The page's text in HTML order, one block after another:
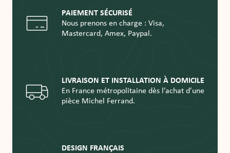
PAIEMENT SÉCURISÉ
Nous prenons en charge : Visa,
Mastercard, Amex, Paypal.
LIVRAISON ET INSTALLATION À DOMICILE
En France métropolitaine dès l’achat d’une
pièce Michel Ferrand.
DESIGN FRANÇAIS